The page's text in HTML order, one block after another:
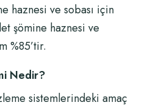
haznesi ve sobası için
şömine haznesi ve
%85’tir.
Nedir?
sistemlerindeki amaç